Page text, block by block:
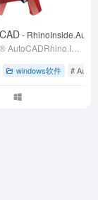
件 # 下载
-
windows软件 #